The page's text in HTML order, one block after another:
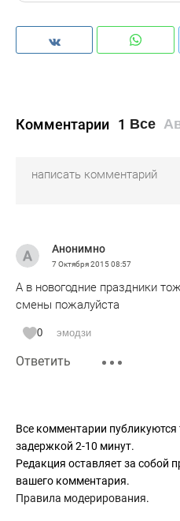
Комментарии 1 Все
Анонимно
7 Октября 201508:57
А в новогодние праздники
смены пожалуйста
0 эмодзи
Ответить
Все комментарии
задержкой 2-10 минут.
Редакция оставляет за собой
вашего комментария.
Правила модерирования.